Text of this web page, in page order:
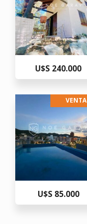
U$S 240.000
VENTA
U$S 85.000